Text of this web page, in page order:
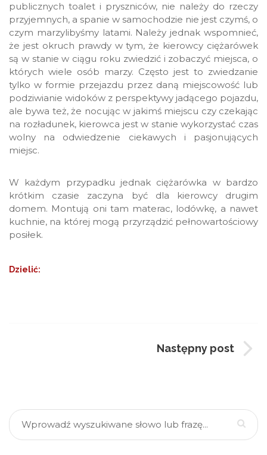
publicznych toalet i pryszniców, nie należy do rzeczy
przyjemnych, a spanie w samochodzie nie jest czymś, o
czym marzylibyśmy latami. Należy jednak wspomnieć,
że jest okruch prawdy w tym, że kierowcy ciężarówek
są w stanie w ciągu roku zwiedzić i zobaczyć miejsca, o
których wiele osób marzy. Często jest to zwiedzanie
tylko w formie przejazdu przez daną miejscowość lub
podziwianie widoków z perspektywy jadącego pojazdu,
ale bywa też, że nocując w jakimś miejscu czy czekając
na rozładunek, kierowca jest w stanie wykorzystać czas
wolny na odwiedzenie ciekawych i pasjonujących
miejsc.
W każdym przypadku jednak ciężarówka w bardzo
krótkim czasie zaczyna być dla kierowcy drugim
domem. Montują oni tam materac, lodówkę, a nawet
kuchnie, na której mogą przyrządzić pełnowartościowy
posiłek.
Dzielić:
Następny post